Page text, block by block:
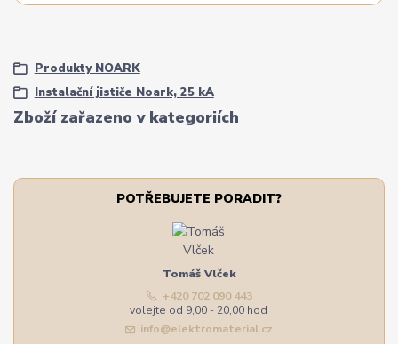
Zboží zařazeno v kategoriích
Produkty NOARK
Instalační jističe Noark, 25 kA
POTŘEBUJETE PORADIT?
Tomáš Vlček
+420 702 090 443
volejte od 9,00 - 20,00 hod
info@elektromaterial.cz